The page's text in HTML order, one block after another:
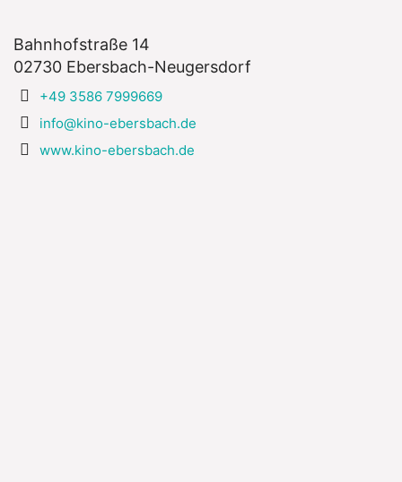
Bahnhofstraße 14
02730 Ebersbach-Neugersdorf
+49 3586 7999669
info@kino-ebersbach.de
www.kino-ebersbach.de